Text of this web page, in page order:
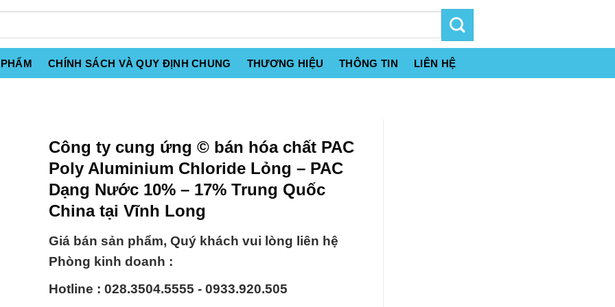
CHÍNH SÁCH VÀ QUY ĐỊNH CHUNG THƯƠNG HIỆU THÔNG TIN LIÊN HỆ
Công ty cung ứng © bán hóa chất PAC
Poly Aluminium Chloride Lỏng – PAC
Dạng Nước 10% – 17% Trung Quốc
China tại Vĩnh Long
Giá bán sản phẩm, Quý khách vui lòng liên hệ
Phòng kinh doanh :
Hotline : 028.3504.5555 - 0933.920.505